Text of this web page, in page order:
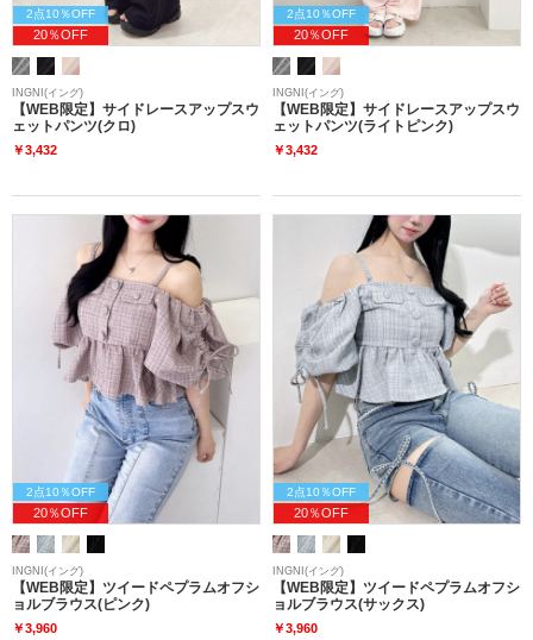
2点10％OFF
20％OFF
INGNI(イング)
【WEB限定】サイドレースアップスウ
ェットパンツ(クロ)
￥3,432
2点10％OFF
20％OFF
INGNI(イング)
【WEB限定】サイドレースアップスウ
ェットパンツ(ライトピンク)
￥3,432
2点10％OFF
20％OFF
INGNI(イング)
【WEB限定】ツイードペプラムオフシ
ョルブラウス(ピンク)
￥3,960
2点10％OFF
20％OFF
INGNI(イング)
【WEB限定】ツイードペプラムオフシ
ョルブラウス(サックス)
￥3,960